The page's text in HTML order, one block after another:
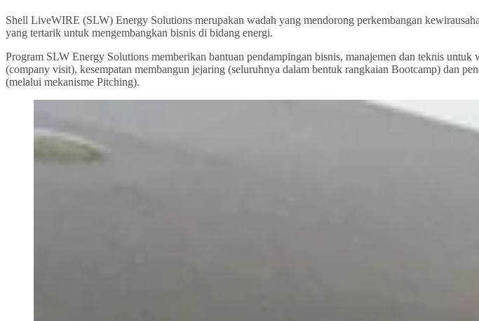
Shell LiveWIRE (SLW) Energy Solutions merupakan wadah yang mendorong perkembangan
yang tertarik untuk mengembangkan bisnis di bidang energi.
Program SLW Energy Solutions memberikan bantuan pendampingan bisnis, manajemen dan teknis
(company visit), kesempatan membangun jejaring (seluruhnya dalam bentuk rangkaian Bootcamp) dan
(melalui mekanisme Pitching).